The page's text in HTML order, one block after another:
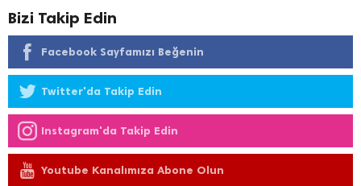
Bizi Takip Edin
Facebook Sayfamızı Beğenin
Twitter'da Takip Edin
Instagram'da Takip Edin
Youtube Kanalımıza Abone Olun